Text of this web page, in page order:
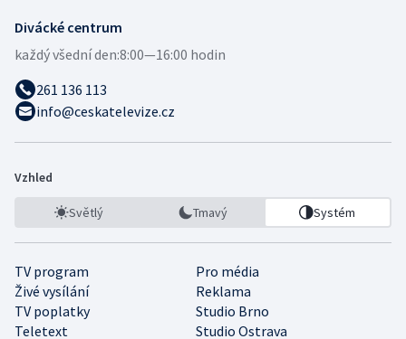
Divácké centrum
každý všední den:8:00—16:00 hodin
261 136 113
info@ceskatelevize.cz
Vzhled
Světlý Tmavý Systém
TV program
Pro média
Živé vysílání
Reklama
TV poplatky
Studio Brno
Teletext
Studio Ostrava